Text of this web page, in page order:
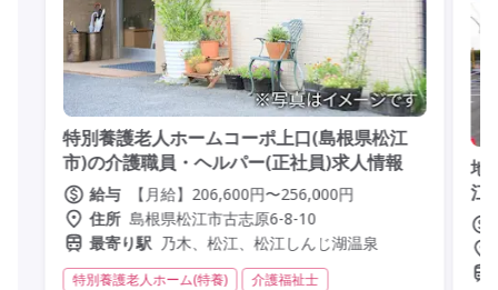
特別養護老人ホームコーポ上口(島根県松江
市)の介護職員・ヘルパー(正社員)求人情報
給与
【月給】206,600円〜256,000円
住所 島根県松江市古志原6-8-10
最寄り駅 乃木、松江、松江しんじ湖温泉
特別養護老人ホーム(特養)
介護福祉士
地
江